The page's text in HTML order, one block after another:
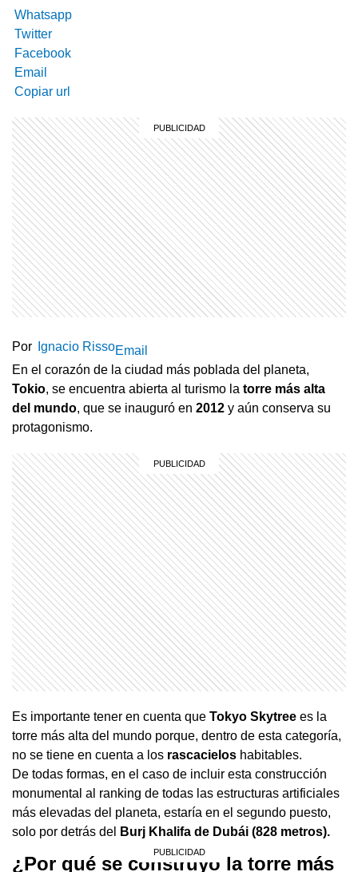
Whatsapp
Twitter
Facebook
Email
Copiar url
Por Ignacio RissoEmail
En el corazón de la ciudad más poblada del planeta,
Tokio, se encuentra abierta al turismo la torre más alta
del mundo, que se inauguró en 2012 y aún conserva su
protagonismo.
Es importante tener en cuenta que Tokyo Skytree es la
torre más alta del mundo porque, dentro de esta categoría,
no se tiene en cuenta a los rascacielos habitables.
De todas formas, en el caso de incluir esta construcción
monumental al ranking de todas las estructuras artificiales
más elevadas del planeta, estaría en el segundo puesto,
solo por detrás del
Burj Khalifa de Dubái (828 metros).
¿Por qué se construyó la torre más